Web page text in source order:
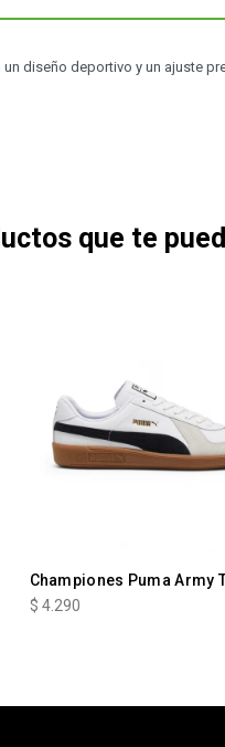
diseño deportivo y un ajuste
que te
Championes Puma Army
$ 4.290